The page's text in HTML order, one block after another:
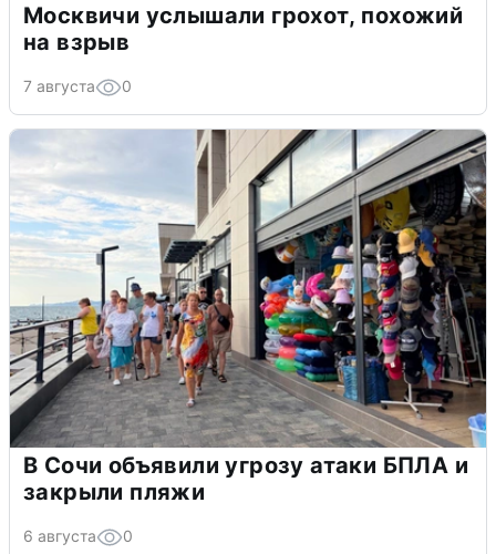
Москвичи услышали грохот, похожий
на взрыв
7 августа 0
В Сочи объявили угрозу атаки БПЛА и
закрыли пляжи
6 августа 0